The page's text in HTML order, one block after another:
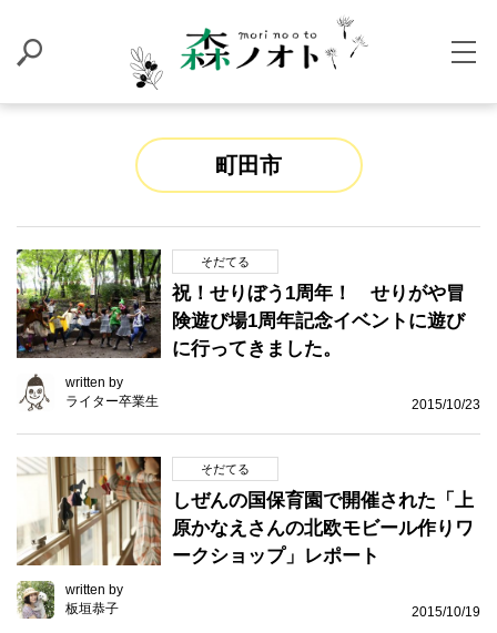
町田市
そだてる
祝！せりぼう1周年！ せりがや冒
険遊び場1周年記念イベントに遊び
に行ってきました。
written by
ライター卒業生
2015/10/23
そだてる
しぜんの国保育園で開催された「上
原かなえさんの北欧モビール作りワ
ークショップ」レポート
written by
板垣恭子
2015/10/19